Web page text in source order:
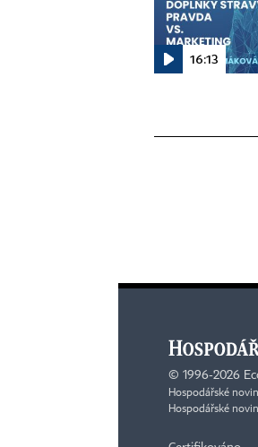
16:13
© 1996-2026
Hospodářské
Hospodářské